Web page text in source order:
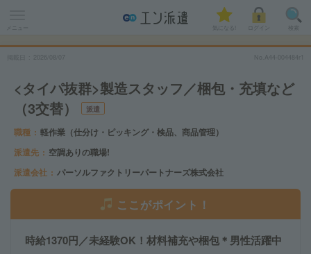
メニュー 気になる! 検索
No.A44-004484r1
<タイパ抜群>製造スタッフ／梱包・充填など
（3交替）
派遣
職種
軽作業（仕分け・ピッキング・検品、商品管理）
派遣先
空調ありの職場!
派遣会社
パーソルファクトリーパートナーズ株式会社
ここがポイント！
時給1370円／未経験OK！材料補充や梱包＊男性活躍中